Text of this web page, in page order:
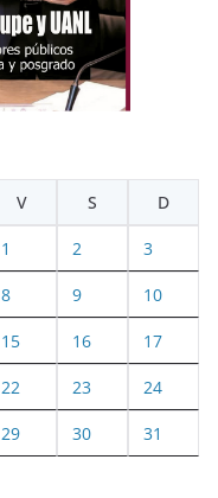
V S D
1 2 3
8 9 10
15 16 17
22 23 24
29 30 31